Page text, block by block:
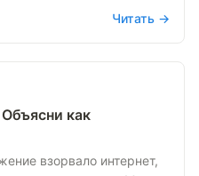
Читать →
как
взорвало интернет,